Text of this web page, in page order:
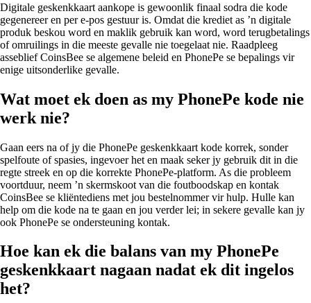
Digitale geskenkkaart aankope is gewoonlik finaal sodra die kode
gegenereer en per e-pos gestuur is. Omdat die krediet as ’n digitale
produk beskou word en maklik gebruik kan word, word terugbetalings
of omruilings in die meeste gevalle nie toegelaat nie. Raadpleeg
asseblief CoinsBee se algemene beleid en PhonePe se bepalings vir
enige uitsonderlike gevalle.
Wat moet ek doen as my PhonePe kode nie
werk nie?
Gaan eers na of jy die PhonePe geskenkkaart kode korrek, sonder
spelfoute of spasies, ingevoer het en maak seker jy gebruik dit in die
regte streek en op die korrekte PhonePe-platform. As die probleem
voortduur, neem ’n skermskoot van die foutboodskap en kontak
CoinsBee se kliëntediens met jou bestelnommer vir hulp. Hulle kan
help om die kode na te gaan en jou verder lei; in sekere gevalle kan jy
ook PhonePe se ondersteuning kontak.
Hoe kan ek die balans van my PhonePe
geskenkkaart nagaan nadat ek dit ingelos
het?